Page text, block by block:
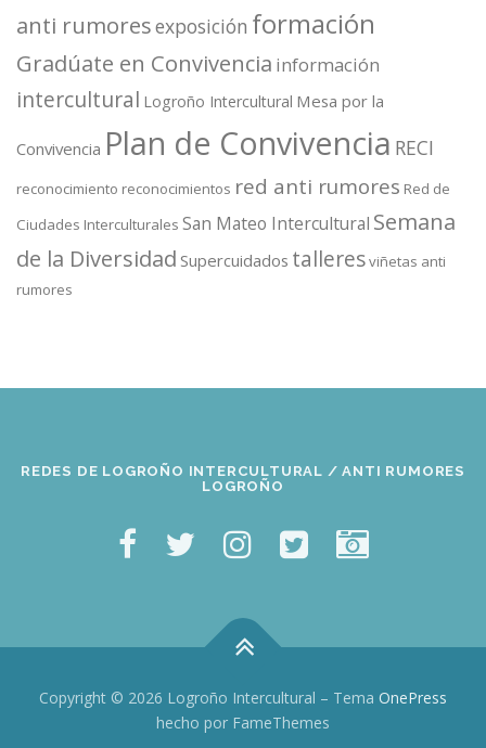
anti rumoresexposición formación
Gradúate en Convivencia información
intercultural Logroño Intercultural Mesa por la
Convivencia Plan de Convivencia RECI
reconocimiento reconocimientos red anti rumores Red de
Ciudades Interculturales San Mateo Intercultural Semana
de la Diversidad Supercuidados talleresviñetas anti
rumores
REDES DE LOGROÑO INTERCULTURAL / ANTI RUMORES
LOGROÑO
Copyright © 2026 Logroño Intercultural – Tema OnePress
hecho por FameThemes